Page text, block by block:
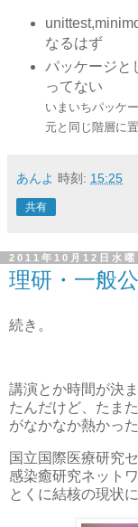
なるはず
パッケージと
ってない
いまいちパッケ
元と同じ階層に
あんよ 時刻: 15:25
共有
2011年10月12日水曜
理研・一般
続き。
講演とか時間が決
たんだけど、たま
がなかなか熱かっ
国立国際医療研究
感染癒研究ネット
とくに結核の現状